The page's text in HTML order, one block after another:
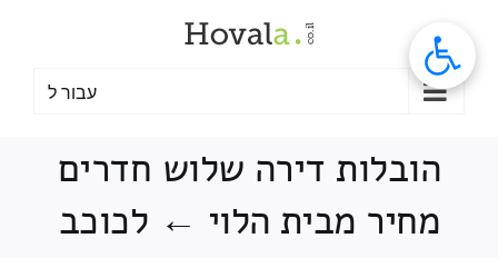
עבור ל
הובלות דירה שלוש חדרים
מחיר מבית הלוי ← לכוכב